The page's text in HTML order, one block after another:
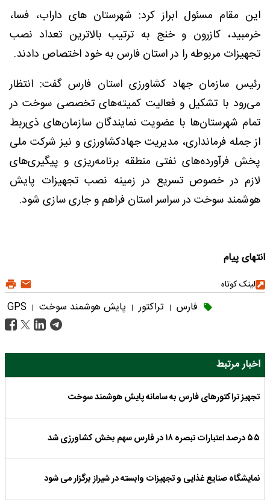
این مقام مسئول ابراز کرد: شهرستان های‌ داراب، فسا،
خرمبید، کازرون و خنج به ترتیب بالاترین تعداد نصب
تجهیزات مربوطه را در استان فارس به خود اختصاص دادند.
رئیس سازمان جهاد کشاورزی استان فارس گفت: انتظار
می‌رود با تشکیل و فعالیت کمیته‌های تخصصی سوخت در
تمام شهرستان‌ها با عضویت نمایندگان سازمان‌های ذی‌ربط
از جمله فرمانداری، مدیریت جهادکشاورزی و نیز شرکت ملی
پخش فرآورده‌های نفتی منطقه برنامه‌ریزی و پیگیری‌های
لازم در خصوص تسریع در زمینه نصب تجهیزات پایش
هوشمند سوخت در سراسر استان فراهم و جاری سازی شود.
انتهای پیام
لینک کوتاه
فارس | تراکتور | پایش هوشمند سوخت |
GPS
اخبار مرتبط
تجهیز تراکتورهای فارس به سامانه پایش هوشمند سوخت
۵۵ درصد اعتبارات تبصره ۱۸ در فارس سهم بخش کشاورزی شد
نمایشگاه صنایع غذایی و تجهیزات وابسته در شیراز برگزار می شود